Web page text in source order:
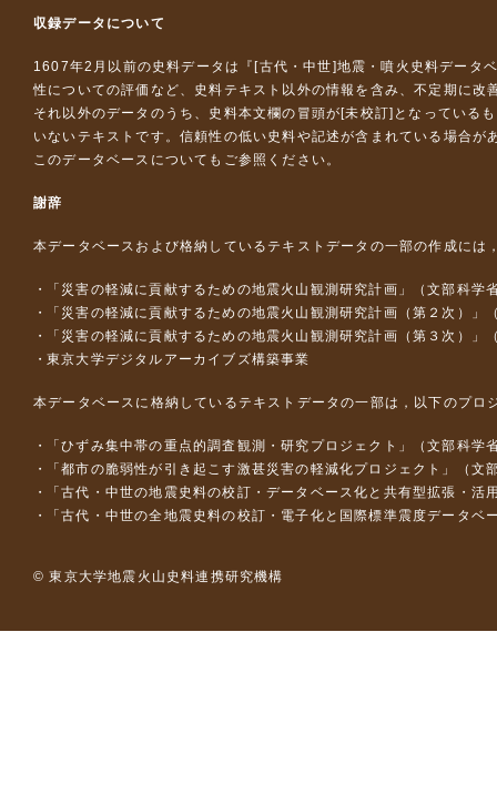
収録データについて
1607年2月以前の史料データは『 [古代・中世]地震・噴火史料データ
性についての評価など、史料テキスト以外の情報を含み、不定期に改
それ以外のデータのうち、史料本文欄の冒頭が[未校訂]となっている
いないテキストです。信頼性の低い史料や記述が含まれている場合が
このデータベースについて もご参照ください。
謝辞
本データベースおよび格納しているテキストデータの一部の作成には
「災害の軽減に貢献するための地震火山観測研究計画」（文部科学
「災害の軽減に貢献するための地震火山観測研究計画（第２次）」
「災害の軽減に貢献するための地震火山観測研究計画（第３次）」
東京大学デジタルアーカイブズ構築事業
本データベースに格納しているテキストデータの一部は，以下のプロ
「ひずみ集中帯の重点的調査観測・研究プロジェクト」（文部科
「都市の脆弱性が引き起こす激甚災害の軽減化プロジェクト」（
「古代・中世の地震史料の校訂・データベース化と共有型拡張・
「古代・中世の全地震史料の校訂・電子化と国際標準震度データ
© 東京大学地震火山史料連携研究機構